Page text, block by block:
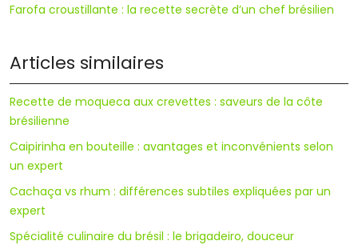
Farofa croustillante : la recette secrète d’un chef brésilien
Articles similaires
Recette de moqueca aux crevettes : saveurs de la côte
brésilienne
Caipirinha en bouteille : avantages et inconvénients selon
un expert
Cachaça vs rhum : différences subtiles expliquées par un
expert
Spécialité culinaire du brésil : le brigadeiro, douceur